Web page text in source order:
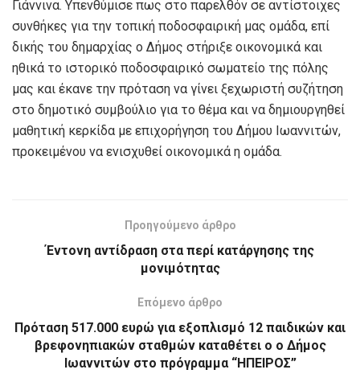
Γιάννινα. Υπενθύμισε πως στο παρελθόν σε αντίστοιχες
συνθήκες για την τοπική ποδοσφαιρική μας ομάδα, επί
δικής του δημαρχίας ο Δήμος στήριξε οικονομικά και
ηθικά το ιστορικό ποδοσφαιρικό σωματείο της πόλης
μας και έκανε την πρόταση να γίνει ξεχωριστή συζήτηση
στο δημοτικό συμβούλιο για το θέμα και να δημιουργηθεί
μαθητική κερκίδα με επιχορήγηση του Δήμου Ιωαννιτών,
προκειμένου να ενισχυθεί οικονομικά η ομάδα.
Προηγούμενο άρθρο
Έντονη αντίδραση στα περί κατάργησης της
μονιμότητας
Επόμενο άρθρο
Πρόταση 517.000 ευρώ για εξοπλισμό 12 παιδικών και
βρεφονηπιακών σταθμών καταθέτει ο ο Δήμος
Ιωαννιτών στο πρόγραμμα “ΗΠΕΙΡΟΣ”